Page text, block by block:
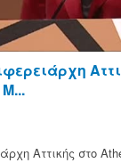
Αττικής στο